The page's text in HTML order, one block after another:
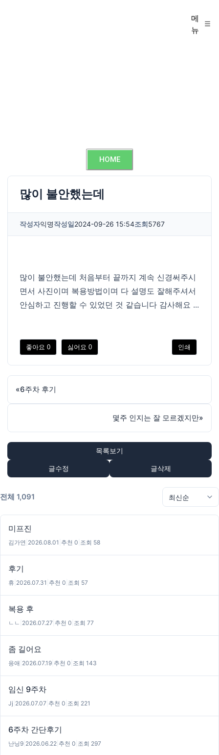
메
뉴
HOME
많이 불안했는데
작성자익명작성일2024-09-26 15:54조회5767
많이 불안했는데 처음부터 끝까지 계속 신경써주시
면서 사진이며 복용방법이며 다 설명도 잘해주셔서
안심하고 진행할 수 있었던 것 같습니다 감사해요 ...
좋아요 0 싫어요 0 인쇄
«6주차 후기
몇주 인지는 잘 모르겠지만»
목록보기
글수정 글삭제
전체 1,091
미프진
김가연 2026.08.01 추천 0 조회 58
후기
휴 2026.07.31 추천 0 조회 57
복용 후
ㄴㄴ 2026.07.27 추천 0 조회 77
좀 길어요
응애 2026.07.19 추천 0 조회 143
임신 9주차
Jj 2026.07.07 추천 0 조회 221
6주차 간단후기
난닝9 2026.06.22 추천 0 조회 297